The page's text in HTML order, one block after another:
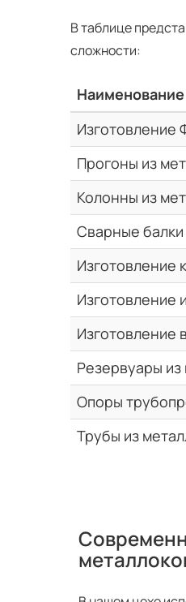
В таблице
сложности:
Наименование
Изготовление
Прогоны из
Колонны из
Сварные балки
Изготовление
Изготовление
Изготовление
Резервуары из
Опоры
Трубы из